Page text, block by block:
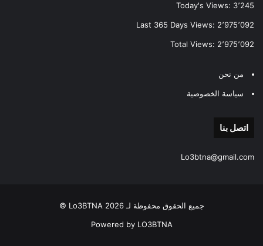
Today's Views: 3٬245
Last 365 Days Views: 2٬975٬092
Total Views: 2٬975٬092
من نحن
سياسة الخصوصية
اتصل بنا
Lo3btna@gmail.com
جميع الحقوق محفوظة لـ Lo3BTNA 2026 ©
Powered by LO3BTNA